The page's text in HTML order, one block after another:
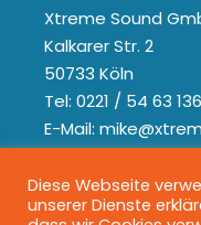
Xtreme Sound
Kalkarer Str. 2
50733 Köln
Tel: 0221 / 54 63 136
E-Mail:
Diese Webseite
unserer Dienste